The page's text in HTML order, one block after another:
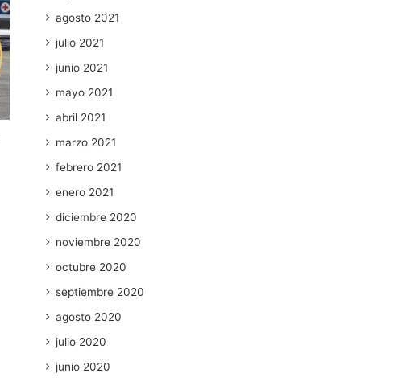
agosto 2021
julio 2021
junio 2021
mayo 2021
abril 2021
marzo 2021
febrero 2021
enero 2021
diciembre 2020
noviembre 2020
octubre 2020
septiembre 2020
agosto 2020
julio 2020
junio 2020